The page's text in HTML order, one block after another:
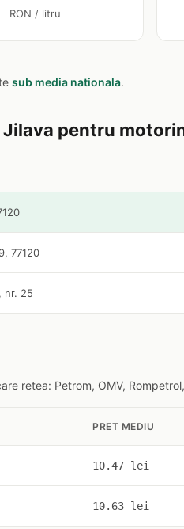
RON / litru
sub media nationala.
pentru
77120
nr. 25
retea: Petrom, OMV,
PRET MEDIU
10.47 lei
10.63 lei